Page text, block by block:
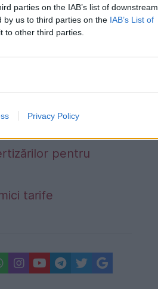
parties on the IAB’s list of downstream
by us to third parties on the IAB’s List of
to other third parties.
Privacy Policy
pentru
tarife